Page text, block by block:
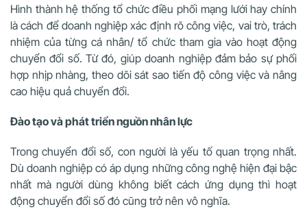
Hình thành hệ thống tổ chức điều phối mạng lưới hay chính
là cách để doanh nghiệp xác định rõ công việc, vai trò, trách
nhiệm của từng cá nhân/ tổ chức tham gia vào hoạt động
chuyển đổi số. Từ đó, giúp doanh nghiệp đảm bảo sự phối
hợp nhịp nhàng, theo dõi sát sao tiến độ công việc và nâng
cao hiệu quả chuyển đổi.
Đào tạo và phát triển nguồn nhân lực
Trong chuyển đổi số, con người là yếu tố quan trọng nhất.
Dù doanh nghiệp có áp dụng những công nghệ hiện đại bậc
nhất mà người dùng không biết cách ứng dụng thì hoạt
động chuyển đổi số đó cũng trở nên vô nghĩa.